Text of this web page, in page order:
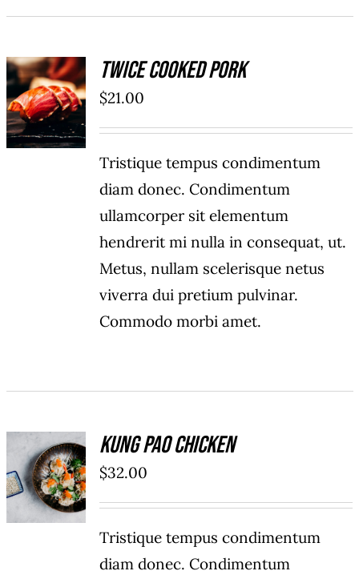
ADD TO
CART
/
DÉTAILS
Twice Cooked Pork
$21.00
Tristique tempus condimentum
diam donec. Condimentum
ullamcorper sit elementum
hendrerit mi nulla in consequat, ut.
Metus, nullam scelerisque netus
viverra dui pretium pulvinar.
Commodo morbi amet.
ADD TO
CART
/
DÉTAILS
Kung Pao Chicken
$32.00
Tristique tempus condimentum
diam donec. Condimentum